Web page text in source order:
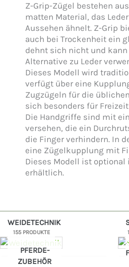
Z-Grip-Zügel bestehen
matten Material, das
Aussehen ähnelt. Z-Grip
auch bei Trockenheit ein
dehnt sich nicht und
Alternative zu Leder
Dieses Modell wird
verfügt über eine
Zugzügeln für die
sich besonders für
Die Handgriffe sind mit
versehen, die ein
die Finger verhindern. In
eine Zügelkupplung mit
Dieses Modell ist optional
erhältlich.
WEIDETECHNIK
155 PRODUKTE
PFERDE-
ZUBEHÖR